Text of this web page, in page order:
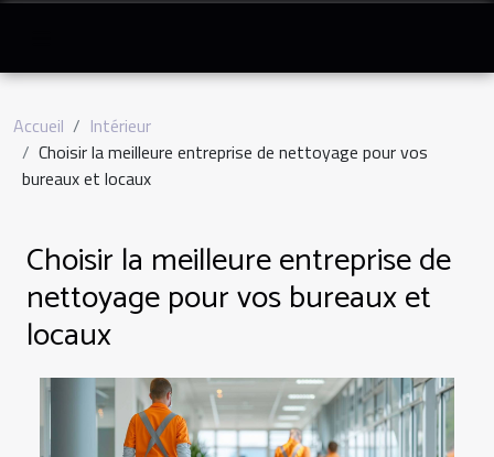
Accueil
Intérieur
Choisir la meilleure entreprise de nettoyage pour vos
bureaux et locaux
Choisir la meilleure entreprise de
nettoyage pour vos bureaux et
locaux